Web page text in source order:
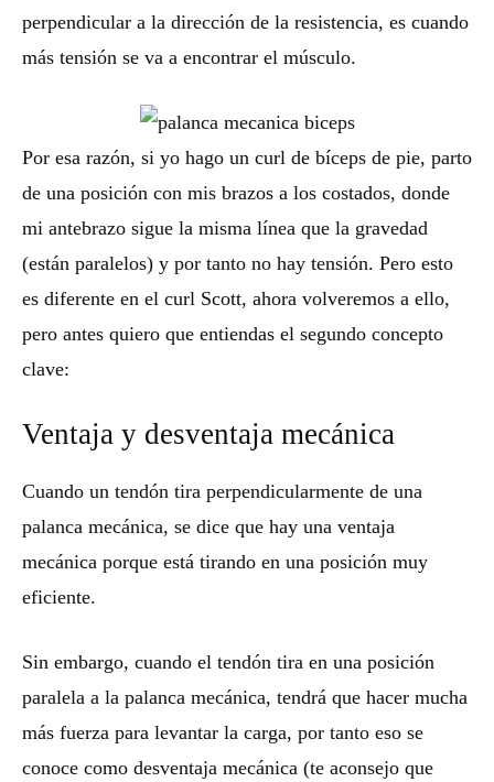
perpendicular a la dirección de la resistencia, es cuando
más tensión se va a encontrar el músculo.
Por esa razón, si yo hago un curl de bíceps de pie, parto
de una posición con mis brazos a los costados, donde
mi antebrazo sigue la misma línea que la gravedad
(están paralelos) y por tanto no hay tensión. Pero esto
es diferente en el curl Scott, ahora volveremos a ello,
pero antes quiero que entiendas el segundo concepto
clave:
Ventaja y desventaja mecánica
Cuando un tendón tira perpendicularmente de una
palanca mecánica, se dice que hay una ventaja
mecánica porque está tirando en una posición muy
eficiente.
Sin embargo, cuando el tendón tira en una posición
paralela a la palanca mecánica, tendrá que hacer mucha
más fuerza para levantar la carga, por tanto eso se
conoce como desventaja mecánica (te aconsejo que